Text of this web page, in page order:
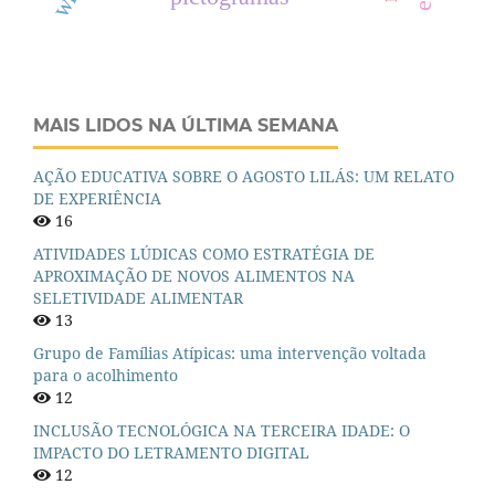
MAIS LIDOS NA ÚLTIMA SEMANA
AÇÃO EDUCATIVA SOBRE O AGOSTO LILÁS: UM RELATO
DE EXPERIÊNCIA
16
ATIVIDADES LÚDICAS COMO ESTRATÉGIA DE
APROXIMAÇÃO DE NOVOS ALIMENTOS NA
SELETIVIDADE ALIMENTAR
13
Grupo de Famílias Atípicas: uma intervenção voltada
para o acolhimento
12
INCLUSÃO TECNOLÓGICA NA TERCEIRA IDADE: O
IMPACTO DO LETRAMENTO DIGITAL
12